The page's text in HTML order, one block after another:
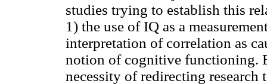
studies trying to establish this
1) the use of IQ as a
interpretation of correlation as
notion of cognitive functioning.
necessity of redirecting